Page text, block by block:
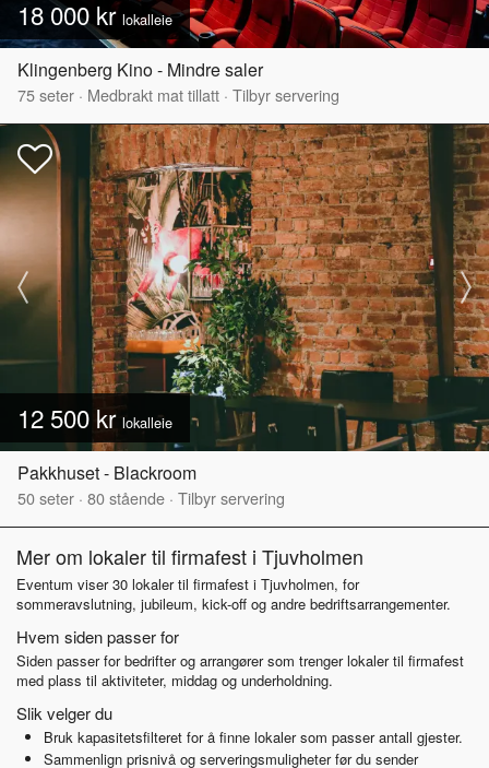
18 000 krlokalleie
Klingenberg Kino - Mindre saler
75seter · Medbrakt mat tillatt · Tilbyr servering
12 500 kr lokalleie
Pakkhuset - Blackroom
50seter · 80stående · Tilbyr servering
Mer om lokaler til firmafest i Tjuvholmen
Eventum viser 30 lokaler til firmafest i Tjuvholmen, for
sommeravslutning, jubileum, kick-off og andre bedriftsarrangementer.
Hvem siden passer for
Siden passer for bedrifter og arrangører som trenger lokaler til firmafest
med plass til aktiviteter, middag og underholdning.
Slik velger du
Bruk kapasitetsfilteret for å finne lokaler som passer antall gjester.
Sammenlign prisnivå og serveringsmuligheter før du sender